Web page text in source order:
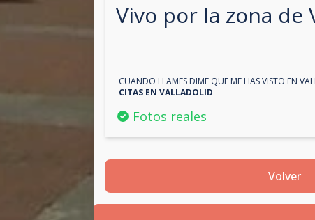
Vivo por la zona de
CUANDO LLAMES DIME QUE ME HAS VISTO EN
CITAS ENVALLADOLID
Fotos reales
Volver